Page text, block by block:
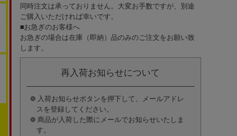
同時注文は承っておりません。大変お手数ですが、別途
ご購入いただければ幸いです。
■お急ぎのお客様へ
お急ぎの場合は在庫（即納）品のみのご注文をお願い致
します。
再入荷お知らせについて
入荷お知らせボタンを押下して、メールアドレ
スを登録してください。
商品が入荷した際にメールでお知らせいたしま
す。